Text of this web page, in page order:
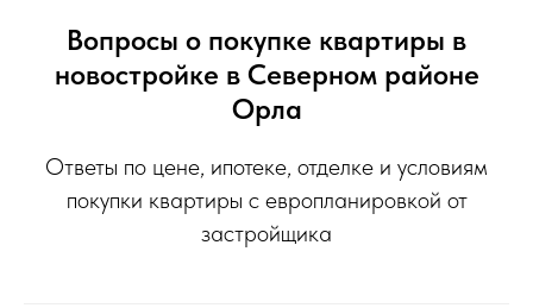
Вопросы о покупке квартиры в
новостройке в Северном районе
Орла
Ответы по цене, ипотеке, отделке и условиям
покупки квартиры с европланировкой от
застройщика